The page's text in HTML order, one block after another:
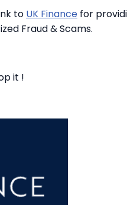
to UK Finance for
Fraud & Scams.
it !